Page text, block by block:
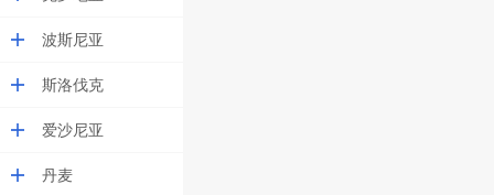
波斯尼亚
斯洛伐克
爱沙尼亚
丹麦